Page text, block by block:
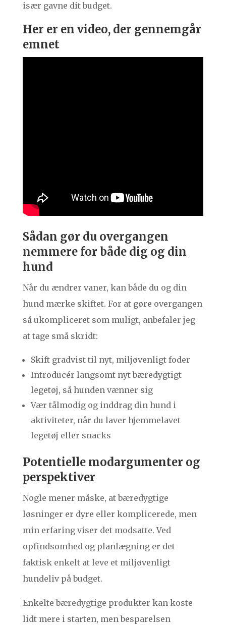
især gavne dit budget.
Her er en video, der gennemgår
emnet
Sådan gør du overgangen
nemmere for både dig og din
hund
Når du ændrer vaner, kan både du og din
hund mærke skiftet. For at gøre overgangen
så ukompliceret som muligt, anbefaler jeg
at tage små skridt:
Skift gradvist til nyt, miljøvenligt foder
Introducér langsomt nyt bæredygtigt
legetøj, så hunden vænner sig
Vær tålmodig og inddrag din hund i
aktiviteter, når du laver hjemmelavet
legetøj eller snacks
Potentielle modargumenter og
perspektiver
Nogle mener måske, at bæredygtige
løsninger er dyre eller komplicerede, men
min erfaring viser det modsatte. Ved
opfindsomhed og planlægning er det
faktisk enkelt at leve et miljøvenligt
hundeliv på budget.
Enkelte bæredygtige produkter kan koste
lidt mere i starten, men besparelsen